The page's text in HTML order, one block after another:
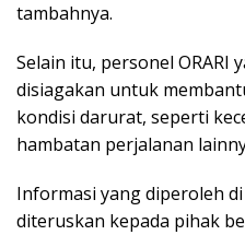
tambahnya.
Selain itu, personel ORARI
disiagakan untuk
kondisi darurat, seperti
hambatan perjalanan
Informasi yang diperoleh
diteruskan kepada pihak